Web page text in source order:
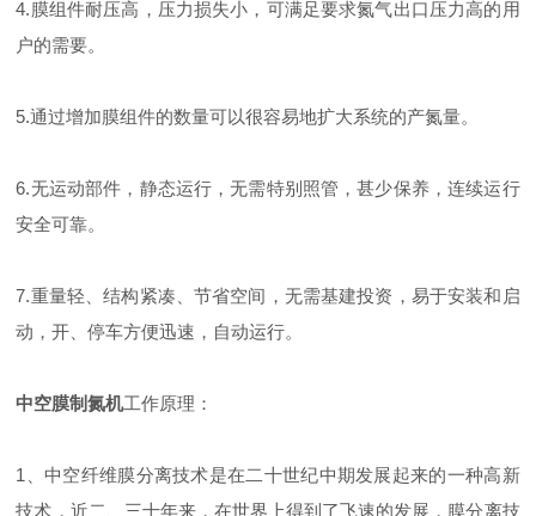
4.膜组件耐压高，压力损失小，可满足要求氮气出口压力高的用
户的需要。
5.通过增加膜组件的数量可以很容易地扩大系统的产氮量。
6.无运动部件，静态运行，无需特别照管，甚少保养，连续运行
安全可靠。
7.重量轻、结构紧凑、节省空间，无需基建投资，易于安装和启
动，开、停车方便迅速，自动运行。
中空膜制氮机工作原理：
1、中空纤维膜分离技术是在二十世纪中期发展起来的一种高新
技术，近二、三十年来，在世界上得到了飞速的发展，膜分离技